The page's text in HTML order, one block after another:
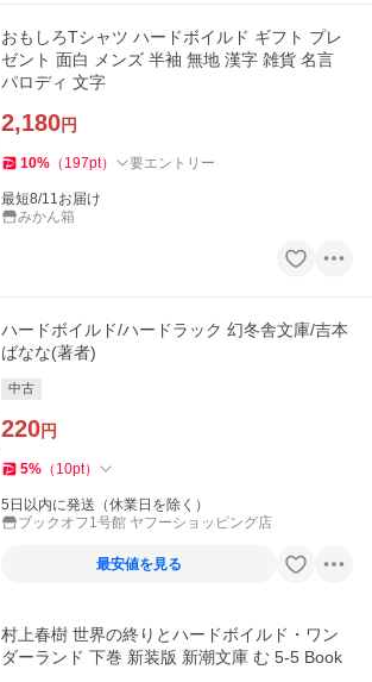
おもしろTシャツ ハードボイルド ギフト プレ
ゼント 面白 メンズ 半袖 無地 漢字 雑貨 名言
パロディ 文字
2,180円
10% （ 197pt） 要エントリー
最短8/11お届け
みかん箱
ハードボイルド/ハードラック 幻冬舎文庫/吉本
ばなな(著者)
中古
220円
5% （ 10pt）
5日以内に発送（休業日を除く）
ブックオフ1号館 ヤフーショッピング店
最安値を見る
村上春樹 世界の終りとハードボイルド・ワン
ダーランド 下巻 新装版 新潮文庫 む 5-5 Book